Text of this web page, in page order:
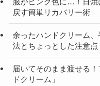
戻す簡単リカバリー術
余ったハンドクリーム
法とちょっとした注意点
届いてそのまま渡せる
ドクリーム」